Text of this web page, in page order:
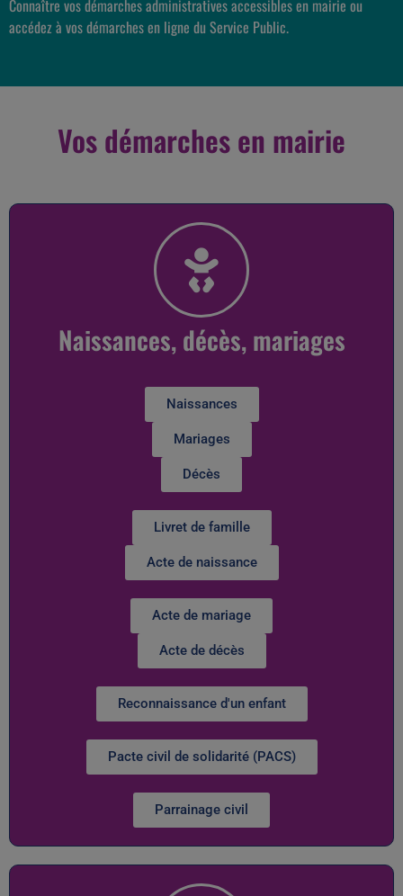
Connaître vos démarches administratives accessibles en mairie ou
accédez à vos démarches en ligne du Service Public.
Vos démarches en mairie
Naissances, décès, mariages
Naissances
Mariages
Décès
Livret de famille
Acte de naissance
Acte de mariage
Acte de décès
Reconnaissance d'un enfant
Pacte civil de solidarité (PACS)
Parrainage civil